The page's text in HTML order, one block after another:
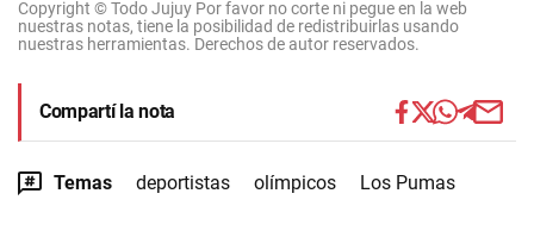
Copyright © Todo Jujuy Por favor no corte ni pegue en la web
nuestras notas, tiene la posibilidad de redistribuirlas usando
nuestras herramientas. Derechos de autor reservados.
Compartí la nota
Temas deportistas olímpicos Los Pumas